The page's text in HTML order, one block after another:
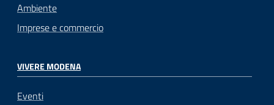
Ambiente
Imprese e commercio
VIVERE MODENA
Eventi